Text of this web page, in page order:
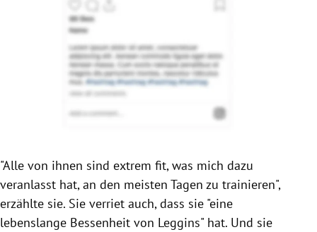
"Alle von ihnen sind extrem fit, was mich dazu
veranlasst hat, an den meisten Tagen zu trainieren",
erzählte sie. Sie verriet auch, dass sie "eine
lebenslange Bessenheit von Leggins" hat. Und sie